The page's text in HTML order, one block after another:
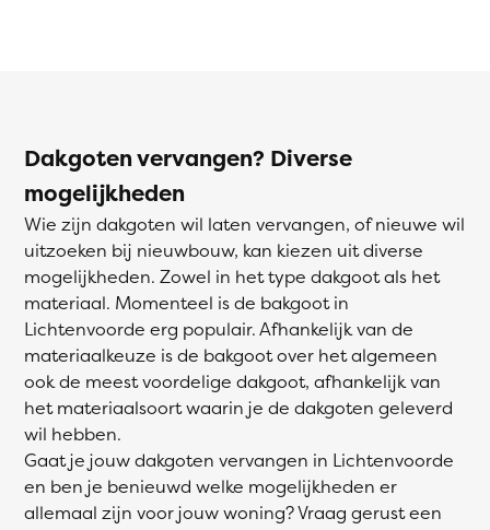
Dakgoten vervangen? Diverse
mogelijkheden
Wie zijn dakgoten wil laten vervangen, of nieuwe wil
uitzoeken bij nieuwbouw, kan kiezen uit diverse
mogelijkheden. Zowel in het type dakgoot als het
materiaal. Momenteel is de bakgoot in
Lichtenvoorde erg populair. Afhankelijk van de
materiaalkeuze is de bakgoot over het algemeen
ook de meest voordelige dakgoot, afhankelijk van
het materiaalsoort waarin je de dakgoten geleverd
wil hebben.
Gaat je jouw dakgoten vervangen in Lichtenvoorde
en ben je benieuwd welke mogelijkheden er
allemaal zijn voor jouw woning? Vraag gerust een